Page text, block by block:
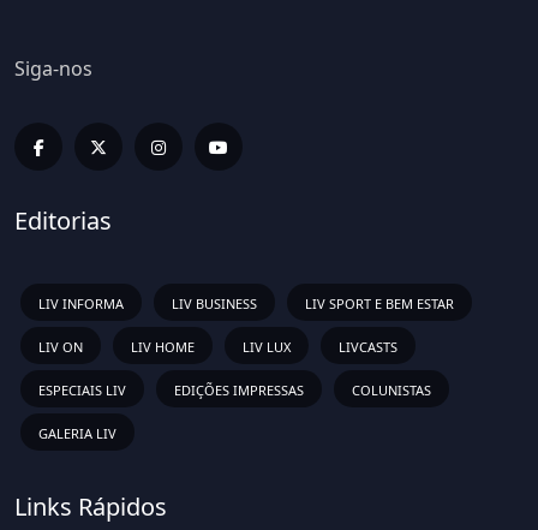
Siga-nos
Editorias
LIV INFORMA LIV BUSINESS LIV SPORT E BEM ESTAR
LIV ON LIV HOME LIV LUX LIVCASTS
ESPECIAIS LIV EDIÇÕES IMPRESSAS COLUNISTAS
GALERIA LIV
Links Rápidos